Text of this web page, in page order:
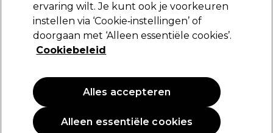
Aromatruth Essentiële Olie Citroen 10ml
7,49 €
EXCLUSIEF
ervaring wilt. Je kunt ook je voorkeuren
instellen via ‘Cookie‑instellingen’ of
doorgaan met ‘Alleen essentiële cookies’.
Cookiebeleid
Alleen essentiële cookies
Alles accepteren